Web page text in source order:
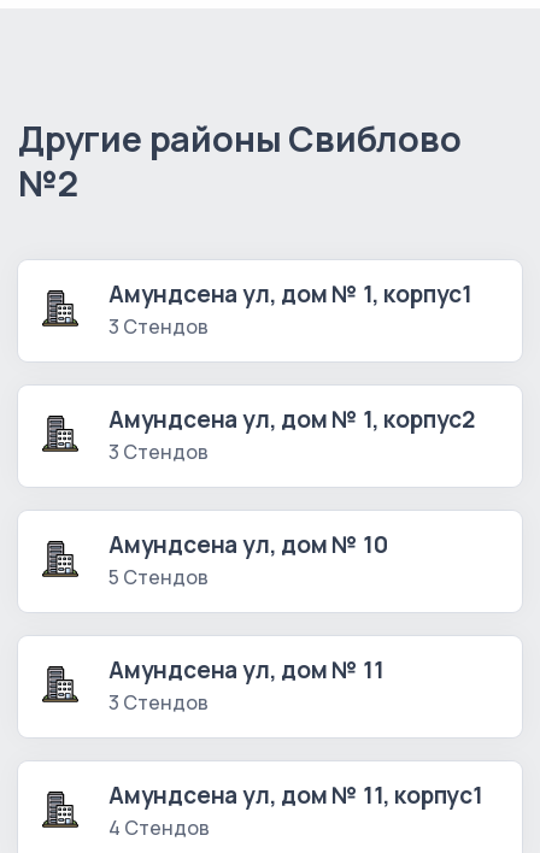
Другие районы Свиблово
№2
Амундсена ул, дом № 1, корпус1
3 Стендов
Амундсена ул, дом № 1, корпус2
3 Стендов
Амундсена ул, дом № 10
5 Стендов
Амундсена ул, дом № 11
3 Стендов
Амундсена ул, дом № 11, корпус1
4 Стендов